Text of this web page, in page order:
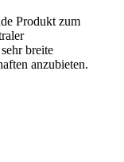
Produkt zum
breite
anzubieten.